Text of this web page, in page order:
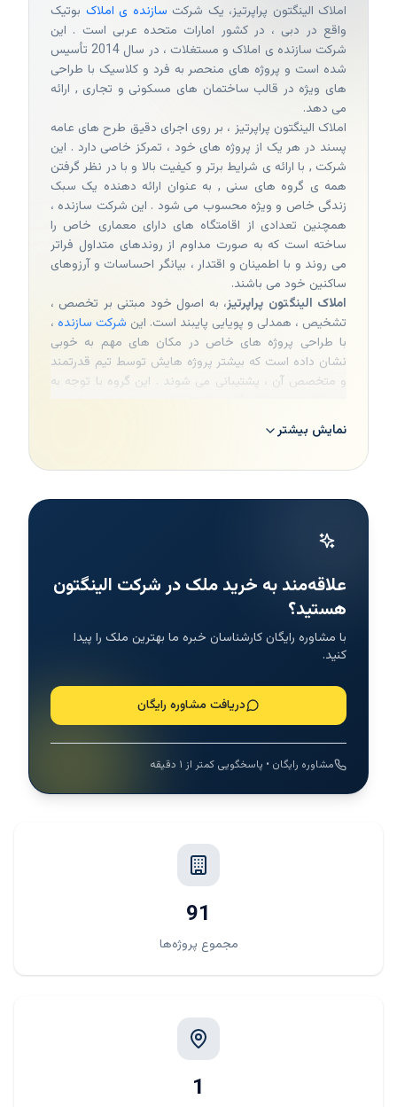
املاک الینگتون پراپرتیز، یک شرکت سازنده ی املاک بوتیک
واقع در دبی ، در کشور امارات متحده عربی است . این
شرکت سازنده ی املاک و مستغلات ، در سال 2014 تأسیس
شده است و پروژه های منحصر به فرد و کلاسیک با طراحی
های ویژه در قالب ساختمان های مسکونی و تجاری , ارائه
می دهد.
املاک الینگتون پراپرتیز ، بر روی اجرای دقیق طرح های عامه
پسند در هر یک از پروژه های خود ، تمرکز خاصی دارد . این
شرکت , با ارائه ی شرایط برتر و کیفیت بالا و با در نظر گرفتن
همه ی گروه های سنی , به عنوان ارائه دهنده یک سبک
زندگی خاص و ویژه محسوب می شود . این شرکت سازنده ،
همچنین تعدادی از اقامتگاه های دارای معماری خاص را
ساخته است که به صورت مداوم از روندهای متداول فراتر
می روند و با اطمینان و اقتدار ، بیانگر احساسات و آرزوهای
ساکنین خود می باشند.
املاک الینگتون پراپرتیز، به اصول خود مبتنی بر تخصص ،
تشخیص ، همدلی و پویایی پایبند است. این شرکت سازنده ،
با طراحی پروژه های خاص در مکان های مهم به خوبی
نشان داده است که بیشتر پروژه هایش توسط تیم قدرتمند
و متخصص آن ، پشتیبانی می شوند . این گروه با توجه به
استثنایی ، پروژه های خود را طراحی می کند . املاک الینگتون
پراپرتیز ، از طریق اولویت بندی نیازهای مشتریان خود،
سلایق و علایق کلیه افراد مطمئن می شود که کلیه خانه ها،
متجلی می سازند.
پروژه های معروف ساخته شده
توسط املاک الینگتون پراپرتیز
فقط به چند پروژه اشاره خواهیم کرد .
، مجموعه ای از آپارتمان های کلاسیک است که دارای
واحدهای 1 ، 2 و 3 خوابه می باشند . این اقامتگاه ها توسط
شرکت برنده جایزه معماری پرکینز + ویل ، طراحی و اجرا
شده اند که دلیلی بر اثبات طراحی برتر این شرکت در پروژه
های مختلف برای اقامتگاه های مختلف این پروژه است . این
فضای باز برای کودکان ، در محوطه ای زیبا و سرسبز ,
برخوردار است که برای کلیه اعضای خانواده مناسب و مفید
نمایش بیشتر
علاقه‌مند به خرید ملک در شرکت الینگتون
هستید؟
با مشاوره رایگان کارشناسان خبره ما بهترین ملک را پیدا
کنید.
دریافت مشاوره رایگان
مشاوره رایگان • پاسخگویی کمتر از ۱ دقیقه
91
مجموع پروژه‌ها
1